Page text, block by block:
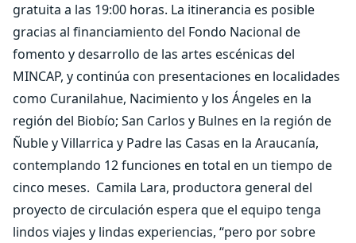
gratuita a las 19:00 horas. La itinerancia es posible
gracias al financiamiento del Fondo Nacional de
fomento y desarrollo de las artes escénicas del
MINCAP, y continúa con presentaciones en localidades
como Curanilahue, Nacimiento y los Ángeles en la
región del Biobío; San Carlos y Bulnes en la región de
Ñuble y Villarrica y Padre las Casas en la Araucanía,
contemplando 12 funciones en total en un tiempo de
cinco meses. Camila Lara, productora general del
proyecto de circulación espera que el equipo tenga
lindos viajes y lindas experiencias, “pero por sobre